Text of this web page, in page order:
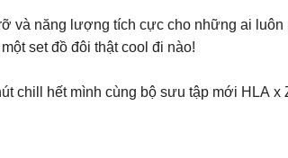
năng lượng tích cực cho những ai luôn
set đồ đôi thật cool đi nào!
chill hết mình cùng bộ sưu tập mới HLA x